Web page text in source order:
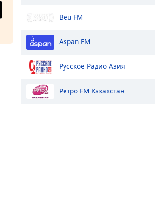
Beu FM
Aspan FM
Русское Радио Азия
Ретро FM Казахстан